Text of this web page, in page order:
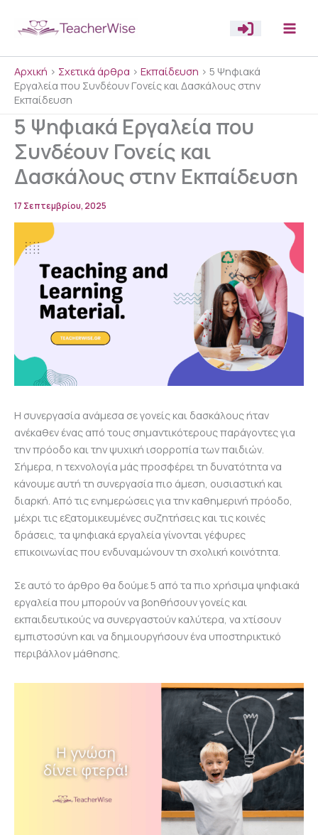
Αρχική > Σχετικά άρθρα > Εκπαίδευση > 5 Ψηφιακά
Εργαλεία που Συνδέουν Γονείς και Δασκάλους στην
Εκπαίδευση
5 Ψηφιακά Εργαλεία που
Συνδέουν Γονείς και
Δασκάλους στην Εκπαίδευση
17 Σεπτεμβρίου, 2025
Η συνεργασία ανάμεσα σε γονείς και δασκάλους ήταν
ανέκαθεν ένας από τους σημαντικότερους παράγοντες για
την πρόοδο και την ψυχική ισορροπία των παιδιών.
Σήμερα, η τεχνολογία μάς προσφέρει τη δυνατότητα να
κάνουμε αυτή τη συνεργασία πιο άμεση, ουσιαστική και
διαρκή. Από τις ενημερώσεις για την καθημερινή πρόοδο,
μέχρι τις εξατομικευμένες συζητήσεις και τις κοινές
δράσεις, τα ψηφιακά εργαλεία γίνονται γέφυρες
επικοινωνίας που ενδυναμώνουν τη σχολική κοινότητα.
Σε αυτό το άρθρο θα δούμε 5 από τα πιο χρήσιμα ψηφιακά
εργαλεία που μπορούν να βοηθήσουν γονείς και
εκπαιδευτικούς να συνεργαστούν καλύτερα, να χτίσουν
εμπιστοσύνη και να δημιουργήσουν ένα υποστηρικτικό
περιβάλλον μάθησης.